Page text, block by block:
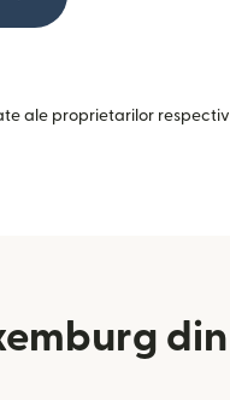
ale proprietarilor